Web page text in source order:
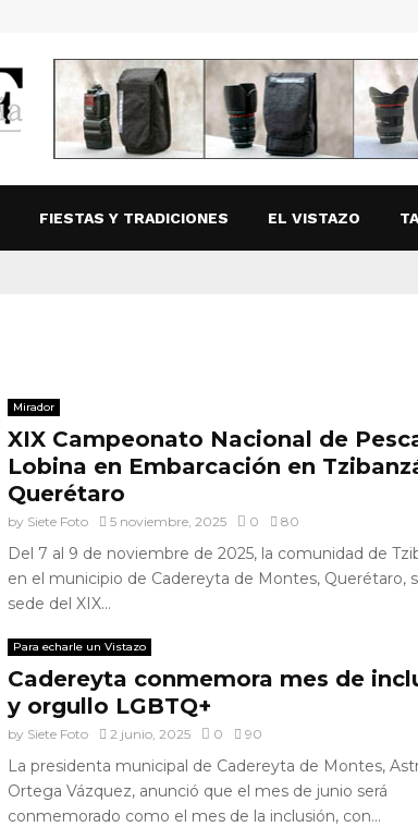
FIESTAS Y TRADICIONES EL VISTAZO
Mirador
XIX Campeonato Nacional de
Lobina en Embarcación en
Querétaro
by Siete Foto 5 noviembre, 2025 0 80
Del 7 al 9 de noviembre de 2025, la comunidad de
en el municipio de Cadereyta de Montes, Querétaro,
sede del XIX...
Para echarle un Vistazo
Cadereyta conmemora mes de
y orgullo LGBTQ+
by Siete Foto 2 junio, 2025 0 90
La presidenta municipal de Cadereyta de Montes,
Ortega Vázquez, anunció que el mes de junio será
conmemorado como el mes de la inclusión, con...